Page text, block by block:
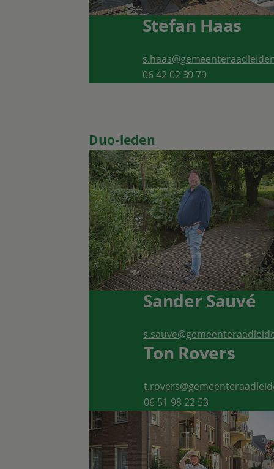
Stefan Haas
06 42 02 39 79
Duo-leden
Sander Sauvé
Ton Rovers
06 51 98 22 53